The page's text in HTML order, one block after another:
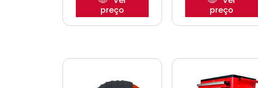
preço
preço